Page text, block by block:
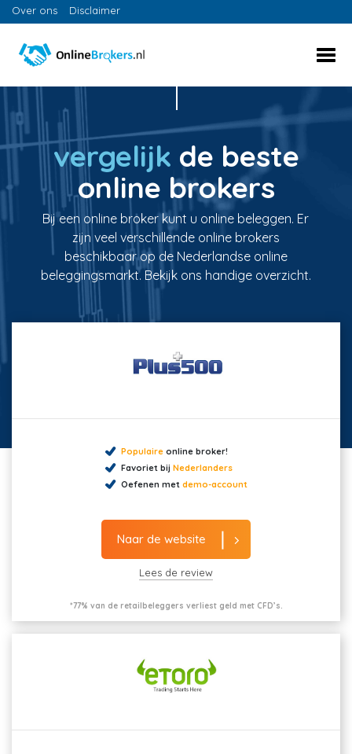
Over ons Disclaimer
vergelijk de beste
online brokers
Bij een online broker kunt u online beleggen. Er
zijn veel verschillende online brokers
beschikbaar op de Nederlandse online
beleggingsmarkt. Bekijk ons handige overzicht.
Populaireonline broker!
Favoriet bij Nederlanders
Oefenen met demo-account
Naar de website
Lees de review
*77% van de retailbeleggers verliest geld met CFD’s.